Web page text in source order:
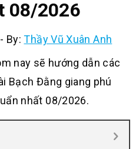
08/2026
- By:Thầy Vũ Xuân Anh
nay sẽ hướng dẫn các
Bạch Đằng giang phú
nhất 08/2026.